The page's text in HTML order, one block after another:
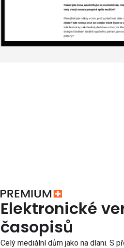
Elektronické
časopisů
Celý mediální dům jako na dlani. S